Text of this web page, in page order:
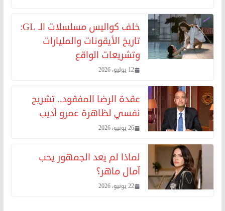
خلف كواليس مسلسلات الـ GL:
تاريخ الأيقونات والمليارات
وتشريعات الواقع
12 يوليو، 2026
عقدة الرضا المفقود.. تشريح
نفسي لظاهرة عمرو أديب
26 يونيو، 2026
لماذا لم يعد الجمهور يحب
آمال ماهر؟
22 يونيو، 2026